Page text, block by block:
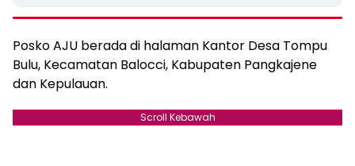
Posko AJU berada di halaman Kantor Desa Tompu
Bulu, Kecamatan Balocci, Kabupaten Pangkajene
dan Kepulauan.
Scroll Kebawah